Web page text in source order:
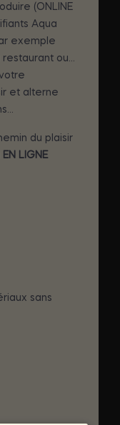
(ONLINE
Aqua
exemple
ou...
et alterne
du plaisir
EN LIGNE
sans